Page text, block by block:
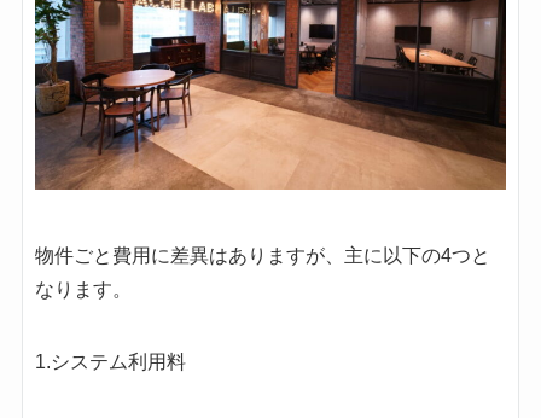
物件ごと費用に差異はありますが、主に以下の4つと
なります。
1.システム利用料